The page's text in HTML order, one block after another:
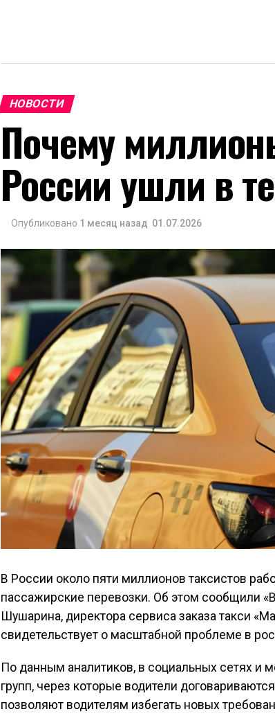
НОВОСТИ
Почему
России ушли в
Опубликовано 1 месяц назад 01.07.2026
В России около пяти миллионов таксистов
пассажирские перевозки. Об этом сообщили
Шушарина, директора сервиса заказа такси
свидетельствует о масштабной проблеме в
По данным аналитиков, в социальных сетях и
групп, через которые водители
позволяют водителям избегать новых